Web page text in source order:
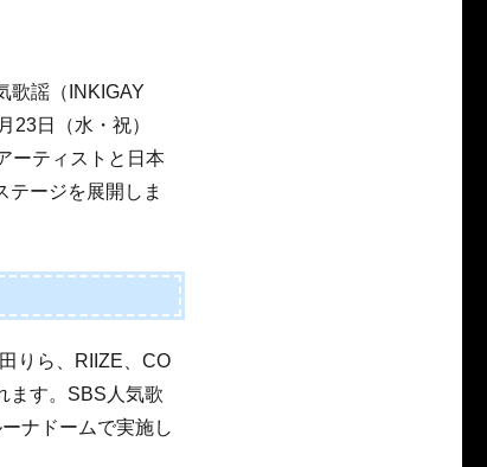
歌謡（INKIGAY
23日（水・祝）
ーティストと日本
テージを展開しま
りら、RIIZE、CO
ます。SBS人気歌
ナドームで実施し